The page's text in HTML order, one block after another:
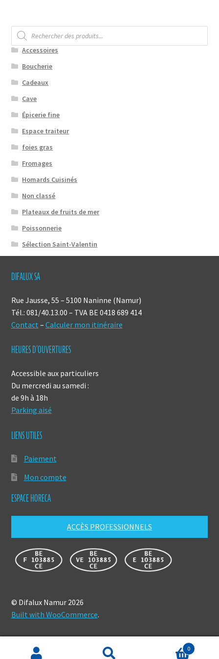
Recherche
de
produits
Accessoires
Boucherie
Cadeaux
Cave
Épicerie fine
Espace traiteur
foies gras
Fromages
Homards Cuisinés
Non classé
Plateaux de fruits de mer
Poissonnerie
Sélection Saint-Valentin
DIFALUX SA
Rue Jausse, 55 – 5100 Naninne (Namur)
Tél.: 081/40.13.00 – TVA BE 0418 689 414
Contact – Calculer mon itinéraire
HEURES D’OUVERTURES
Accessible aux particuliers
Du mercredi au samedi :
de 9h à 18h
Parking aisé
LIENS UTILES
Paiement
Mon compte
ESPACE HORECA
ACCÈS PROFESSIONNELS
© Difalux Namur 2026
Built with WooCommerce.
0